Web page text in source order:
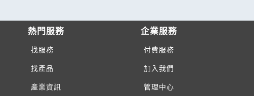
熱門服務
找服務
找產品
產業資訊
企業服務
付費服務
加入我們
管理中心